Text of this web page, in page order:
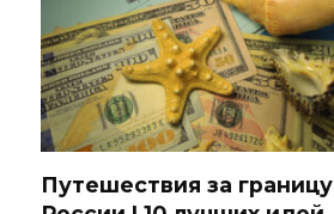
Путешествия за границу